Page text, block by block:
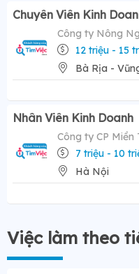
Chuyên Viên Kinh
Công ty Nông
12 triệu - 15
Bà Rịa -
Nhân Viên Kinh Doanh
Công ty CP
7 triệu - 10
Hà Nội
Việc làm theo